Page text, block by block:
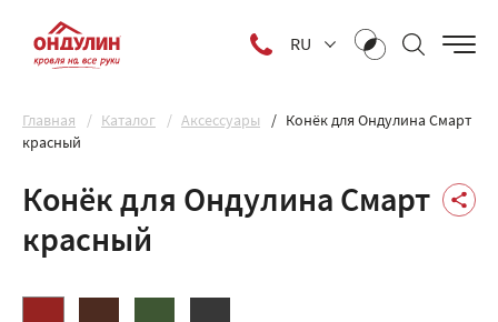
RU
Главная Каталог Аксессуары
Конёк для Ондулина Смарт
красный
Конёк для Ондулина Смарт
красный